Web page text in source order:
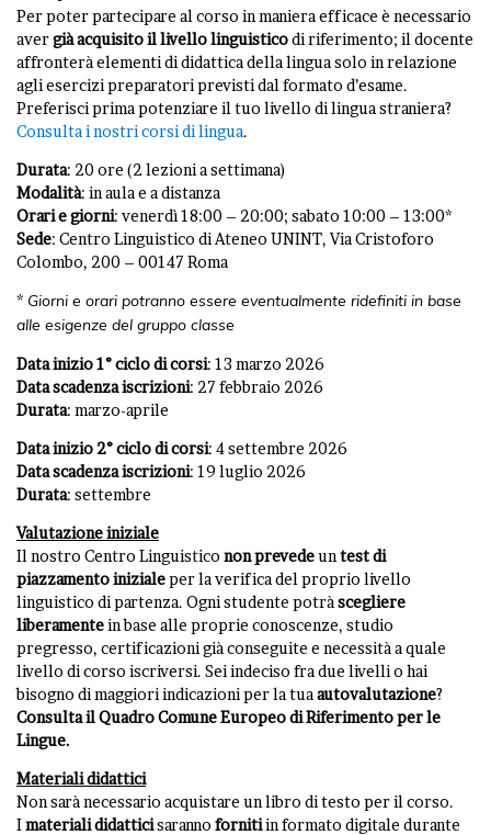
LAVORA CON NOI
Per poter partecipare al corso in maniera efficace è necessario
avergià acquisito il livello linguisticodi riferimento; il docente
affronterà elementi di didattica della lingua solo in relazione
agli esercizi preparatori previsti dal formato d’esame.
Preferisci prima potenziare il tuo livello di lingua straniera?
Consulta i nostri corsi di lingua.
Durata: 20 ore (2 lezioni a settimana)
Modalità: in aula e a distanza
Orari e giorni: venerdì 18:00 – 20:00; sabato 10:00 – 13:00*
Sede: Centro Linguistico di Ateneo UNINT, Via Cristoforo
Colombo, 200 – 00147 Roma
* Giorni e orari potranno essere eventualmente ridefiniti in base
alle esigenze del gruppo classe
Data inizio 1° ciclo di corsi: 13 marzo 2026
Data scadenza iscrizioni: 27 febbraio 2026
Durata: marzo-aprile
Data inizio 2° ciclo di corsi: 4 settembre 2026
Data scadenza iscrizioni: 19 luglio 2026
Durata: settembre
Valutazione iniziale
Il nostro Centro Linguistico nonprevedeuntest di
piazzamento inizialeper la verifica del proprio livello
linguistico di partenza. Ogni studente potràscegliere
liberamentein base alle proprie conoscenze, studio
pregresso, certificazioni già conseguite e necessità a quale
livello di corso iscriversi. Sei indeciso fra due livelli o hai
bisogno di maggiori indicazioni per la tuaautovalutazione?
Consulta il Quadro Comune Europeo di Riferimento per le
Lingue.
Materiali didattici
Non sarà necessario acquistare un libro di testo per il corso.
Imaterialididatticisaranno fornitiin formato digitale durante